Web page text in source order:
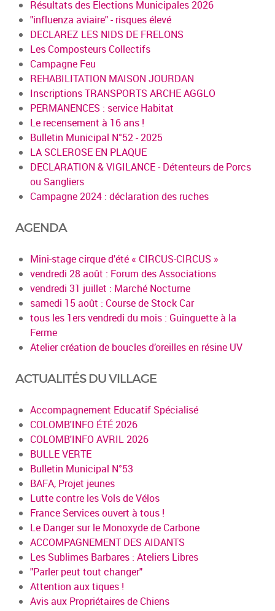
Résultats des Elections Municipales 2026
"influenza aviaire" - risques élevé
DECLAREZ LES NIDS DE FRELONS
Les Composteurs Collectifs
Campagne Feu
REHABILITATION MAISON JOURDAN
Inscriptions TRANSPORTS ARCHE AGGLO
PERMANENCES : service Habitat
Le recensement à 16 ans !
Bulletin Municipal N°52 - 2025
LA SCLEROSE EN PLAQUE
DECLARATION & VIGILANCE - Détenteurs de Porcs
ou Sangliers
Campagne 2024 : déclaration des ruches
AGENDA
Mini-stage cirque d'été « CIRCUS-CIRCUS »
vendredi 28 août : Forum des Associations
vendredi 31 juillet : Marché Nocturne
samedi 15 août : Course de Stock Car
tous les 1ers vendredi du mois : Guinguette à la
Ferme
Atelier création de boucles d’oreilles en résine UV
ACTUALITÉS DU VILLAGE
Accompagnement Educatif Spécialisé
COLOMB'INFO ÉTÉ 2026
COLOMB'INFO AVRIL 2026
BULLE VERTE
Bulletin Municipal N°53
BAFA, Projet jeunes
Lutte contre les Vols de Vélos
France Services ouvert à tous !
Le Danger sur le Monoxyde de Carbone
ACCOMPAGNEMENT DES AIDANTS
Les Sublimes Barbares : Ateliers Libres
"Parler peut tout changer"
Attention aux tiques !
Avis aux Propriétaires de Chiens